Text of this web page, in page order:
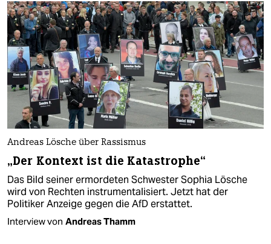
Andreas Lösche über Rassismus
„Der Kontext ist die Katastrophe“
Das Bild seiner ermordeten Schwester Sophia Lösche
wird von Rechten instrumentalisiert. Jetzt hat der
Politiker Anzeige gegen die AfD erstattet.
Interview von Andreas Thamm